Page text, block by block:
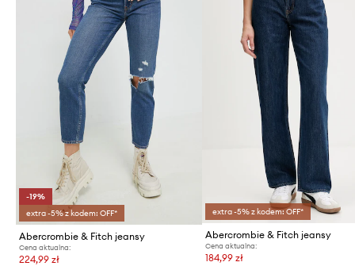
-19%
extra -5% z kodem: OFF*
Abercrombie & Fitch jeansy
Cena aktualna:
224,99 zł
extra -5% z kodem: OFF*
Abercrombie & Fitch jeansy
Cena aktualna:
184,99 zł